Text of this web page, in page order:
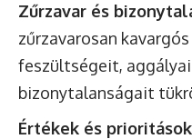
Zűrzavar és
zűrzavarosan
feszültségeit,
bizonytalanságait
Értékek és prioritások